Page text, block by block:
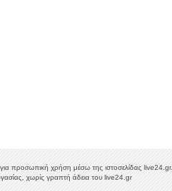
προσωπική χρήση μέσω της ιστοσελίδας live24.gr.
χωρίς γραπτή άδεια του live24.gr